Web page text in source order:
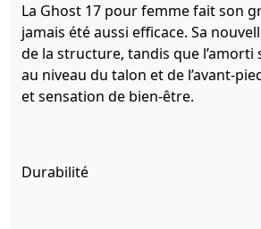
La Ghost 17 pour femme fait son
jamais été aussi efficace. Sa
de la structure, tandis que
au niveau du talon et de l’avant-
et sensation de bien-être.
Durabilité